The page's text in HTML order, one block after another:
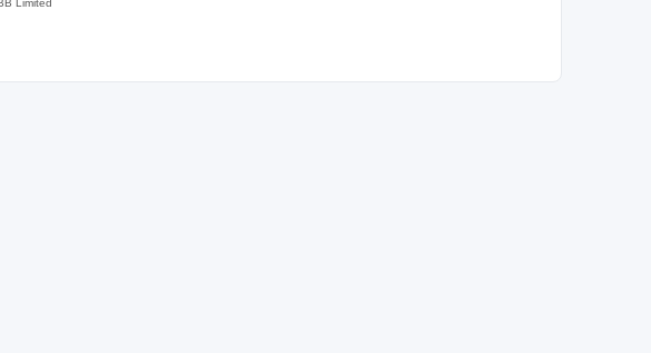
Limited